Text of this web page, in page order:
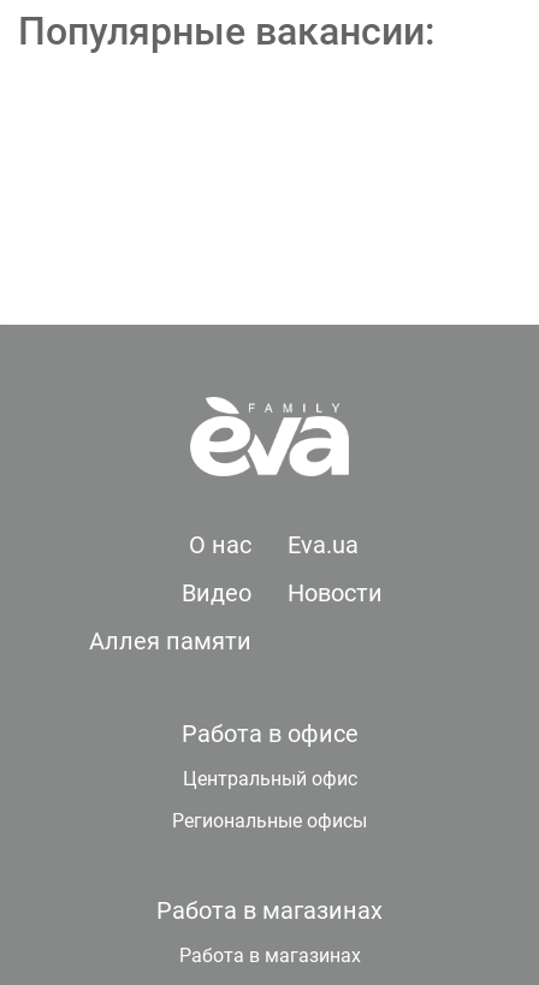
Популярные вакансии:
О нас
Eva.ua
Видео
Новости
Аллея памяти
Работа в офисе
Центральный офис
Региональные офисы
Работа в магазинах
Работа в магазинах